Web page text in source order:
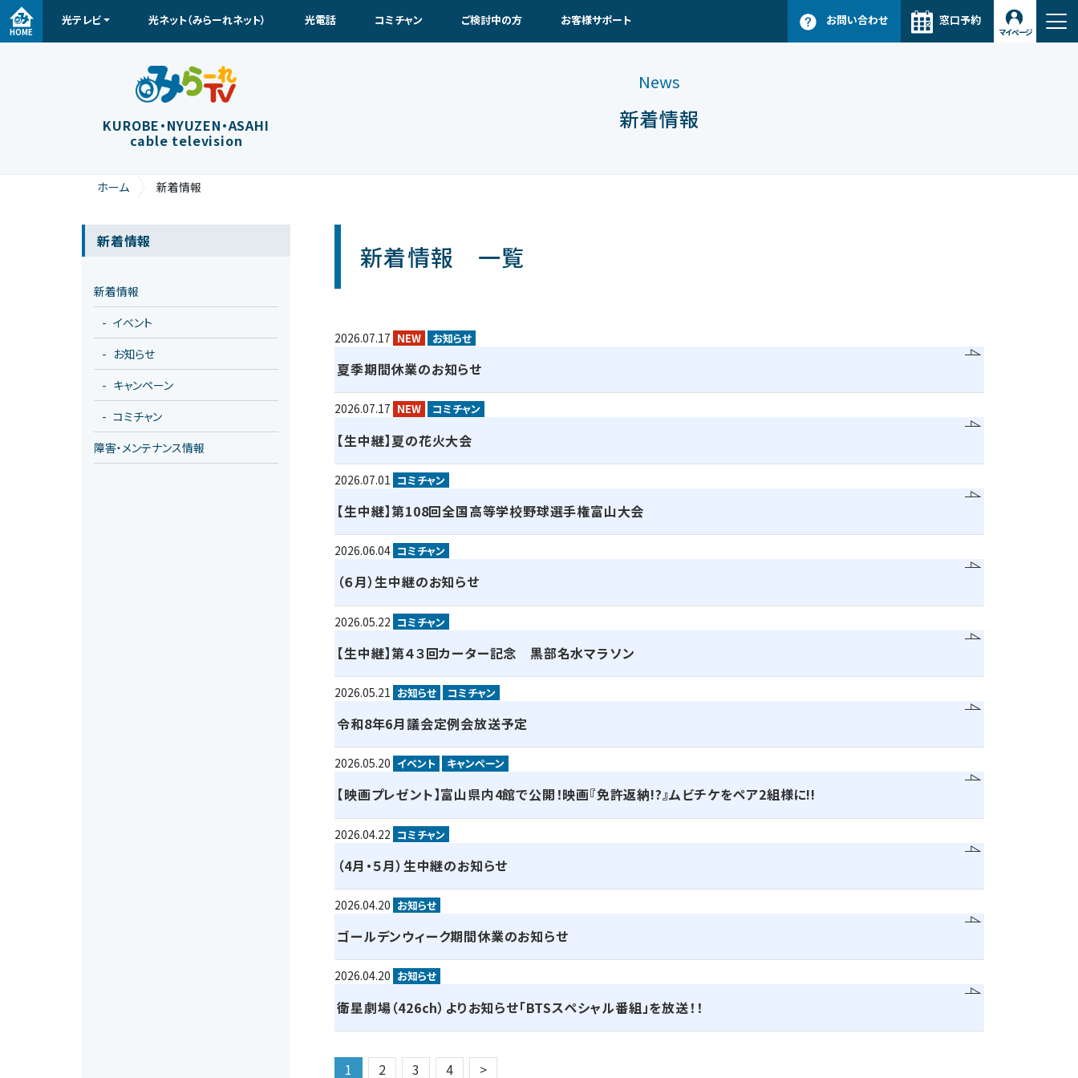
メインナビゲーション
HOME
光テレビ 光ネット（みらーれネット） 光電話 コミチャン ご検討中の方 お客様サポート お問い合わせ 窓口予約
マイページ
KUROBE・NYUZEN・ASAHI
cable television
News
新着情報
ホーム 新着情報
新着情報 一覧
2026.07.17 NEW お知らせ
夏季期間休業のお知らせ
2026.07.17 NEW コミチャン
【生中継】夏の花火大会
2026.07.01 コミチャン
【生中継】第108回全国高等学校野球選手権富山大会
2026.06.04 コミチャン
（６月）生中継のお知らせ
2026.05.22 コミチャン
【生中継】第４３回カーター記念 黒部名水マラソン
2026.05.21 お知らせ コミチャン
令和8年6月議会定例会放送予定
2026.05.20 イベント キャンペーン
【映画プレゼント】富山県内4館で公開！映画『免許返納!?』ムビチケをペア2組様に!!
2026.04.22 コミチャン
（4月・５月）生中継のお知らせ
2026.04.20 お知らせ
ゴールデンウィーク期間休業のお知らせ
2026.04.20 お知らせ
衛星劇場（426ch）よりお知らせ「BTSスペシャル番組」を放送！！
投稿ナビゲーション
1 2 3 4 >
新着情報
新着情報
イベント
お知らせ
キャンペーン
コミチャン
障害・メンテナンス情報